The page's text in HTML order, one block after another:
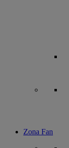
Zona Fan